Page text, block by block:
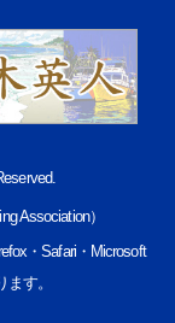
Association）
・Safari・Microsoft
す。